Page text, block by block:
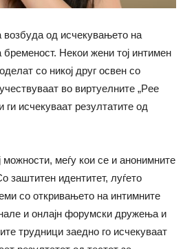
возбуда од исчекувањето на
бременост. Некои жени тој интимен
со никој друг освен со
во виртуелните „Pee
исчекуваат резултатите од
можности, меѓу кои се и анонимните
заштитен идентитет, луѓето
со откривањето на интимните
и онлајн форумски дружења и
трудници заедно го исчекуваат